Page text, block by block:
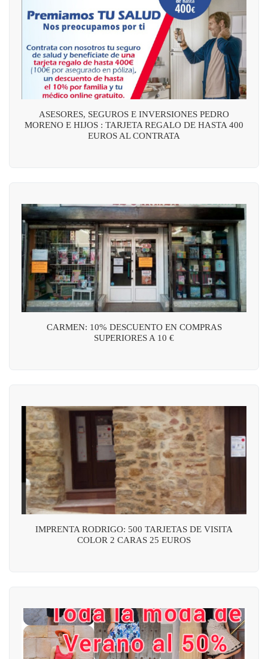
ASESORES, SEGUROS E INVERSIONES PEDRO
MORENO E HIJOS : TARJETA REGALO DE HASTA 400
EUROS AL CONTRATA
CARMEN: 10% DESCUENTO EN COMPRAS
SUPERIORES A 10 €
IMPRENTA RODRIGO: 500 TARJETAS DE VISITA
COLOR 2 CARAS 25 EUROS